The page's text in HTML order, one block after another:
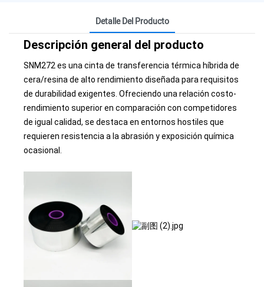
Detalle Del Producto
Descripción general del producto
SNM272 es una cinta de transferencia térmica híbrida de
cera/resina de alto rendimiento diseñada para requisitos
de durabilidad exigentes. Ofreciendo una relación costo-
rendimiento superior en comparación con competidores
de igual calidad, se destaca en entornos hostiles que
requieren resistencia a la abrasión y exposición química
ocasional.